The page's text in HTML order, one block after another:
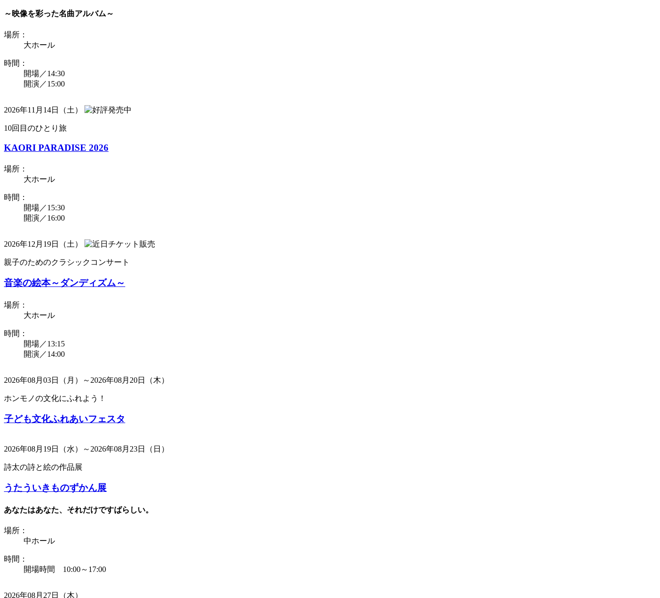
～映像を彩った名曲アルバム～
場所：
大ホール
時間：
開場／14:30
開演／15:00
2026年11月14日（土）
10回目のひとり旅
KAORI PARADISE 2026
場所：
大ホール
時間：
開場／15:30
開演／16:00
2026年12月19日（土）
親子のためのクラシックコンサート
音楽の絵本～ダンディズム～
場所：
大ホール
時間：
開場／13:15
開演／14:00
2026年08月03日（月）～2026年08月20日（木）
ホンモノの文化にふれよう！
子ども文化ふれあいフェスタ
2026年08月19日（水）～2026年08月23日（日）
詩太の詩と絵の作品展
うたういきものずかん展
あなたはあなた、それだけですばらしい。
場所：
中ホール
時間：
開場時間 10:00～17:00
2026年08月27日（木）